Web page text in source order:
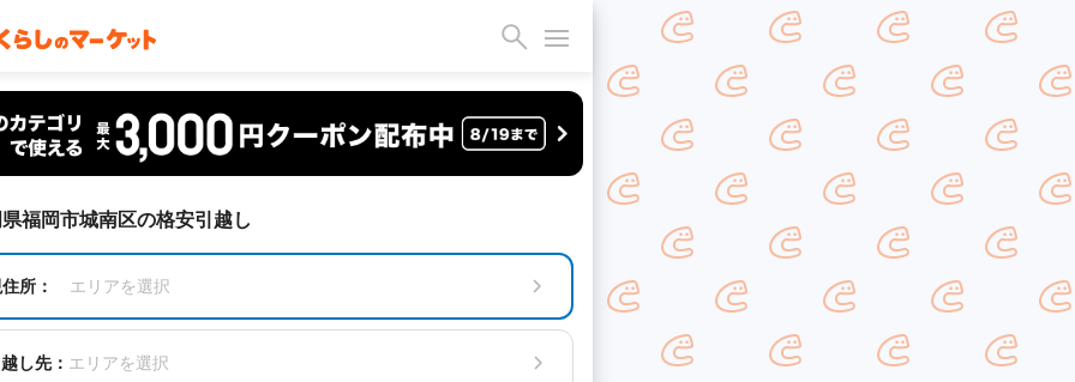
福岡市城南区の格安引越し
所： エリアを選択
し先： エリアを選択